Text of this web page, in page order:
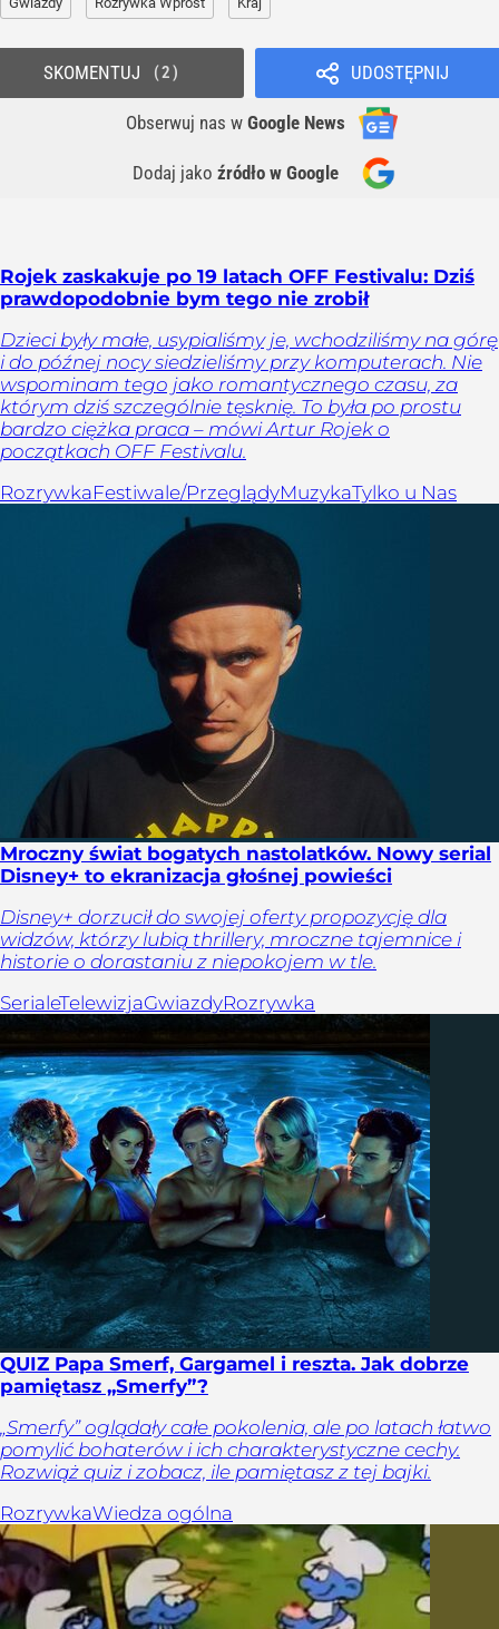
UDOSTĘPNIJ
Obserwuj nas w Google News
Dodaj jako źródło w Google
SKOMENTUJ 2
Rojek zaskakuje po 19 latach OFF Festivalu: Dziś
prawdopodobnie bym tego nie zrobił
Dzieci były małe, usypialiśmy je, wchodziliśmy na górę
i do późnej nocy siedzieliśmy przy komputerach. Nie
wspominam tego jako romantycznego czasu, za
którym dziś szczególnie tęsknię. To była po prostu
bardzo ciężka praca – mówi Artur Rojek o
początkach OFF Festivalu.
RozrywkaFestiwale/PrzeglądyMuzykaTylko u Nas
Mroczny świat bogatych nastolatków. Nowy serial
Disney+ to ekranizacja głośnej powieści
Disney+ dorzucił do swojej oferty propozycję dla
widzów, którzy lubią thrillery, mroczne tajemnice i
historie o dorastaniu z niepokojem w tle.
SerialeTelewizjaGwiazdyRozrywka
QUIZ Papa Smerf, Gargamel i reszta. Jak dobrze
pamiętasz „Smerfy”?
„Smerfy” oglądały całe pokolenia, ale po latach łatwo
pomylić bohaterów i ich charakterystyczne cechy.
Rozwiąż quiz i zobacz, ile pamiętasz z tej bajki.
RozrywkaWiedza ogólna